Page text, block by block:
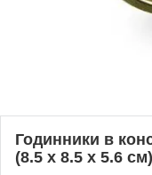
Годинники в
(8.5 х 8.5 х 5.6 см)